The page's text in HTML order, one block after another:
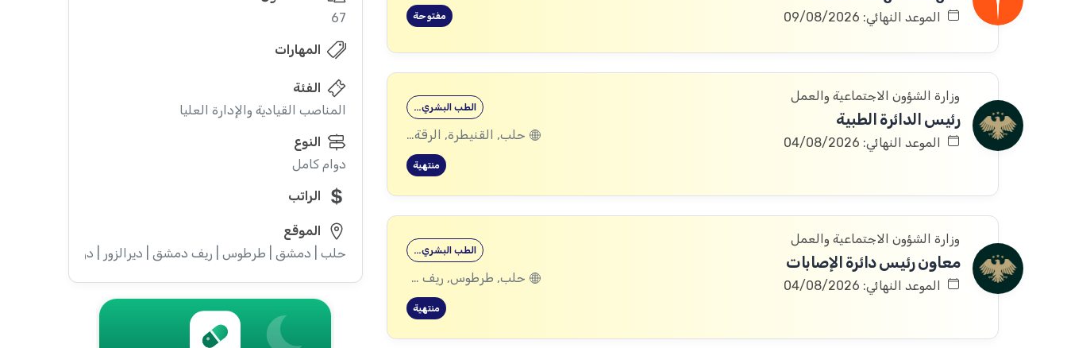
الموعد النهائي: 09/08/2026 مفتوحة
وزارة الشؤون الاجتماعية والعمل
رئيس الدائرة الطبية
الموعد النهائي: 04/08/2026
الطب البشري…
حلب, القنيطرة, الرقة, ادلب
منتهية
وزارة الشؤون الاجتماعية والعمل
معاون رئيس دائرة الإصابات
الموعد النهائي: 04/08/2026
الطب البشري…
حلب, طرطوس, ريف دمشق, ديرالزور, درعا, السويداء, إدلب, القنيطرة, اللاذقية, الرقة, حمص, الحسكة, حماة
منتهية
67
المهارات
الفئة
المناصب القيادية والإدارة العليا
النوع
دوام كامل
الراتب
الموقع
حلب | دمشق | طرطوس | ريف دمشق | ديرالزور | درعا | السويداء |